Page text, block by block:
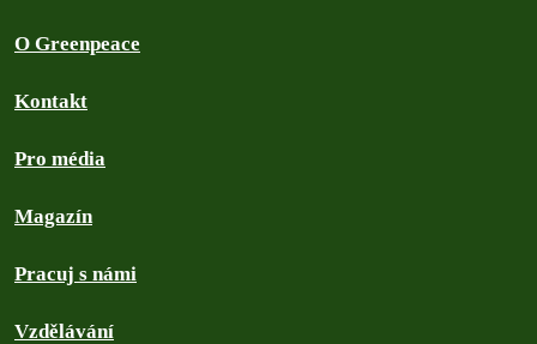
O Greenpeace
Kontakt
Pro média
Magazín
Pracuj s námi
Vzdělávání